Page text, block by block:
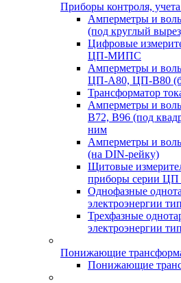
Приборы контроля,
Амперметры и
(под круглый
Цифровые
ЦП-МИПС
Амперметры и
ЦП-А80, ЦП-В80
Трансформатор
Амперметры и
В72, В96 (под
ним
Амперметры и
(на DIN-рейку)
Щитовые
приборы серии
Однофазные
электроэнергии
Трехфазные
электроэнергии
Понижающие
Понижающие